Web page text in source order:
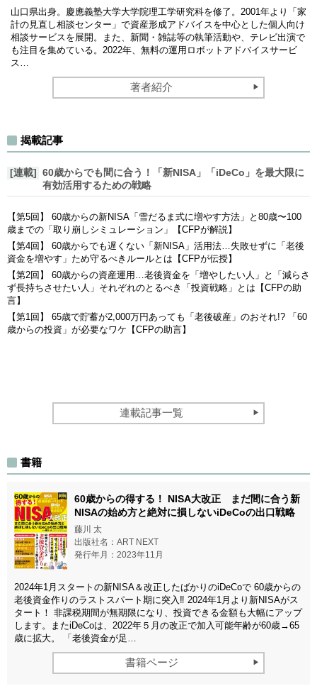
山口県出身。慶應義塾大学大学院理工学研究科を修了。2001年より「家
計の見直し相談センター」で資産形成アドバイスを中心とした個人向け
相談サービスを展開。また、新聞・雑誌等の執筆活動や、テレビ出演で
も注目を集めている。2022年、無料の運用ロボットアドバイスサービ
ス…
著者紹介
揭載記事
[連載] 60歳からでも間に合う！「新NISA」「iDeCo」を最大限に
有効活用するための戦略
【第5回】 60歳からの新NISA「雪だるま式に増やす方法」と80歳〜100
歳までの「取り崩しシミュレーション」【CFPが解説】
【第4回】 60歳からでも遅くない「新NISA」活用法…失敗せずに「老後
資金を増やす」ため守るべきルールとは【CFPが伝授】
【第2回】 60歳からの資産運用…老後資金を「増やしたい人」と「減らさ
ず長持ちさせたい人」それぞれのとるべき「投資戦略」とは【CFPの助
言】
【第1回】 65歳で貯蓄が2,000万円あっても「老後破産」のおそれ!? 「60
歳からの投資」が必要なワケ【CFPの助言】
連載記事一覧
書籍
60歳からの得する！ NISA大改正 まだ間に合う新
NISAの始め方と絶対に損しないiDeCoの出口戦略
藤川 太
出版社名：ART NEXT
発行年月：2023年11月
2024年1月スタートの新NISA＆改正したばかりのiDeCoで 60歳からの
老後資金作りのラストスパート期に突入‼ 2024年1月より新NISAがス
タート！ 非課税期間が無期限になり、投資できる金額も大幅にアップ
します。またiDeCoは、2022年５月の改正で加入可能年齢が60歳→65
歳に拡大。 「老後資金が足…
書籍ページ